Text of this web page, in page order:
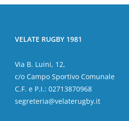
VELATE RUGBY 1981
Via B. Luini, 12,
c/o Campo Sportivo Comunale
C.F. e P.I.: 02713870968
segreteria@velaterugby.it